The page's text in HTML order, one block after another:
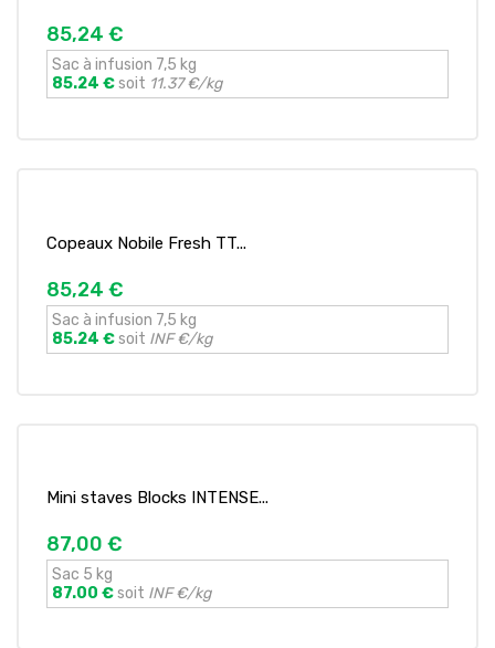
85,24 €
Sac à infusion 7,5 kg
85.24 €soit 11.37 €/kg
Copeaux Nobile Fresh TT...
85,24 €
Sac à infusion 7,5 kg
85.24 €soit INF €/kg
Mini staves Blocks INTENSE...
87,00 €
Sac 5 kg
87.00 €soit INF €/kg